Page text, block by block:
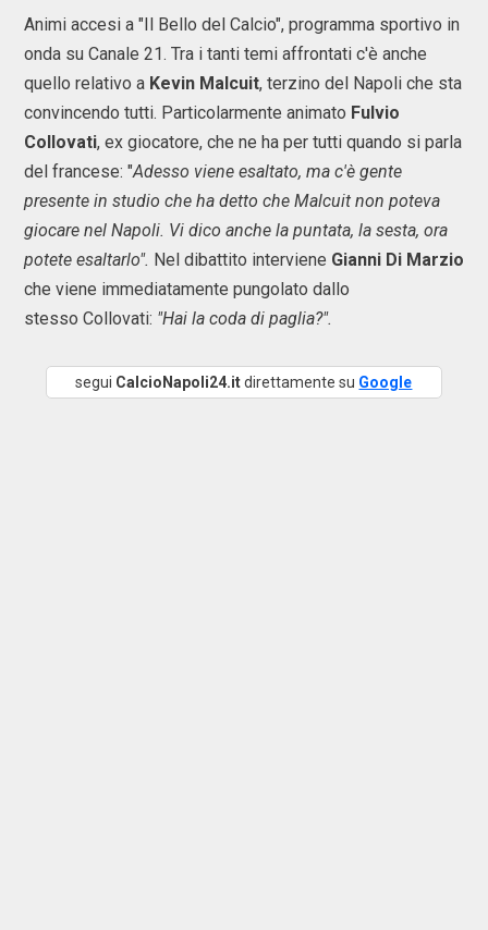
Animi accesi a "Il Bello del Calcio", programma sportivo in
onda su Canale 21. Tra i tanti temi affrontati c'è anche
quello relativo a Kevin Malcuit, terzino del Napoli che sta
convincendo tutti. Particolarmente animato Fulvio
Collovati, ex giocatore, che ne ha per tutti quando si parla
del francese: "Adesso viene esaltato, ma c'è gente
presente in studio che ha detto che Malcuit non poteva
giocare nel Napoli. Vi dico anche la puntata, la sesta, ora
potete esaltarlo". Nel dibattito interviene Gianni Di Marzio
che viene immediatamente pungolato dallo
stesso Collovati: "Hai la coda di paglia?".
segui CalcioNapoli24.itdirettamente su Google